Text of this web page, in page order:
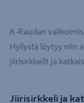
K-Raudan
Hyllystä löytyy niin
jiirisirkkelit ja
Jiirisirkkeli ja